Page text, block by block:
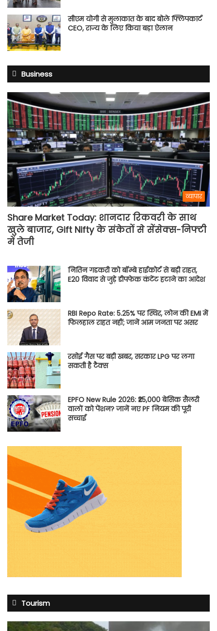
सीएम योगी से मुलाकात के बाद बोले फ्लिपकार्ट
CEO, राज्य के लिए किया बड़ा ऐलान
Business
व्यापार
Share Market Today: शानदार रिकवरी के साथ
खुले बाजार, Gift Nifty के संकेतों से सेंसेक्स-निफ्टी
में तेजी
नितिन गडकरी को बॉम्बे हाईकोर्ट से बड़ी राहत,
E20 विवाद से जुड़े डीपफेक कंटेंट हटाने का आदेश
RBI Repo Rate: 5.25% पर स्थिर, लोन की EMI में
फिलहाल राहत नहीं; जानें आम जनता पर असर
रसोई गैस पर बड़ी खबर, सरकार LPG पर लगा
सकती है टैक्स
EPFO New Rule 2026: ₹25,000 बेसिक सैलरी
वालों को पेंशन? जानें नए PF नियम की पूरी
सच्चाई
Tourism